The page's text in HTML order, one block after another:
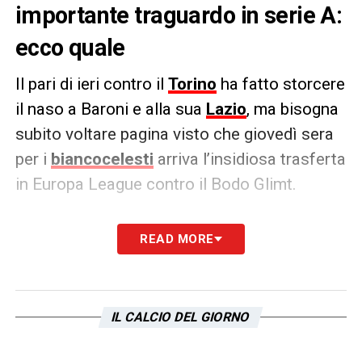
importante traguardo in serie A:
ecco quale
Il pari di ieri contro il Torino ha fatto storcere
il naso a Baroni e alla sua Lazio, ma bisogna
subito voltare pagina visto che giovedì sera
per i biancocelesti arriva l’insidiosa trasferta
in Europa League contro il Bodo Glimt.
Contro i granata però per Zaccagni è stato
un match importante, visto che la presenza
riportato dal Corriere dello Sport il capitano
READ MORE
IL CALCIO DEL GIORNO